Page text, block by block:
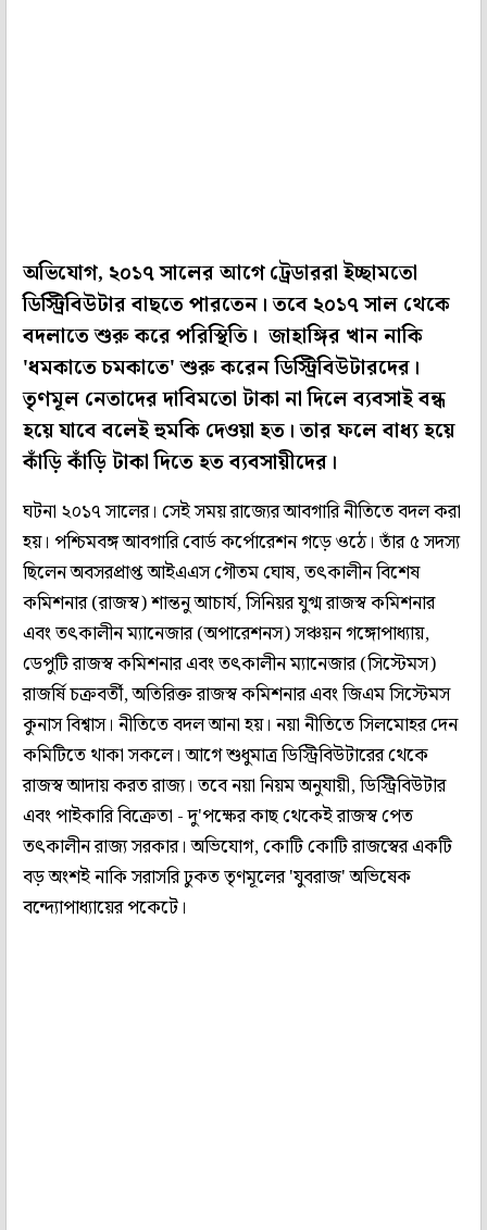
অভিযোগ, ২০১৭ সালের আগে ট্রেডাররা ইচ্ছামতো
ডিস্ট্রিবিউটার বাছতে পারতেন। তবে ২০১৭ সাল থেকে
বদলাতে শুরু করে পরিস্থিতি। জাহাঙ্গির খান নাকি
'ধমকাতে চমকাতে' শুরু করেন ডিস্ট্রিবিউটারদের।
তৃণমূল নেতাদের দাবিমতো টাকা না দিলে ব্যবসাই বন্ধ
হয়ে যাবে বলেই হুমকি দেওয়া হত। তার ফলে বাধ্য হয়ে
কাঁড়ি কাঁড়ি টাকা দিতে হত ব্যবসায়ীদের।
ঘটনা ২০১৭ সালের। সেই সময় রাজ্যের আবগারি নীতিতে বদল করা
হয়। পশ্চিমবঙ্গ আবগারি বোর্ড কর্পোরেশন গড়ে ওঠে। তাঁর ৫ সদস্য
ছিলেন অবসরপ্রাপ্ত আইএএস গৌতম ঘোষ, তৎকালীন বিশেষ
কমিশনার (রাজস্ব) শান্তনু আচার্য, সিনিয়র যুগ্ম রাজস্ব কমিশনার
এবং তৎকালীন ম্যানেজার (অপারেশনস) সঞ্চয়ন গঙ্গোপাধ্যায়,
ডেপুটি রাজস্ব কমিশনার এবং তৎকালীন ম্যানেজার (সিস্টেমস)
রাজর্ষি চক্রবর্তী, অতিরিক্ত রাজস্ব কমিশনার এবং জিএম সিস্টেমস
কুনাস বিশ্বাস। নীতিতে বদল আনা হয়। নয়া নীতিতে সিলমোহর দেন
কমিটিতে থাকা সকলে। আগে শুধুমাত্র ডিস্ট্রিবিউটারের থেকে
রাজস্ব আদায় করত রাজ্য। তবে নয়া নিয়ম অনুযায়ী, ডিস্ট্রিবিউটার
এবং পাইকারি বিক্রেতা - দু'পক্ষের কাছ থেকেই রাজস্ব পেত
তৎকালীন রাজ্য সরকার। অভিযোগ, কোটি কোটি রাজস্বের একটি
বড় অংশই নাকি সরাসরি ঢুকত তৃণমূলের 'যুবরাজ' অভিষেক
বন্দ্যোপাধ্যায়ের পকেটে।